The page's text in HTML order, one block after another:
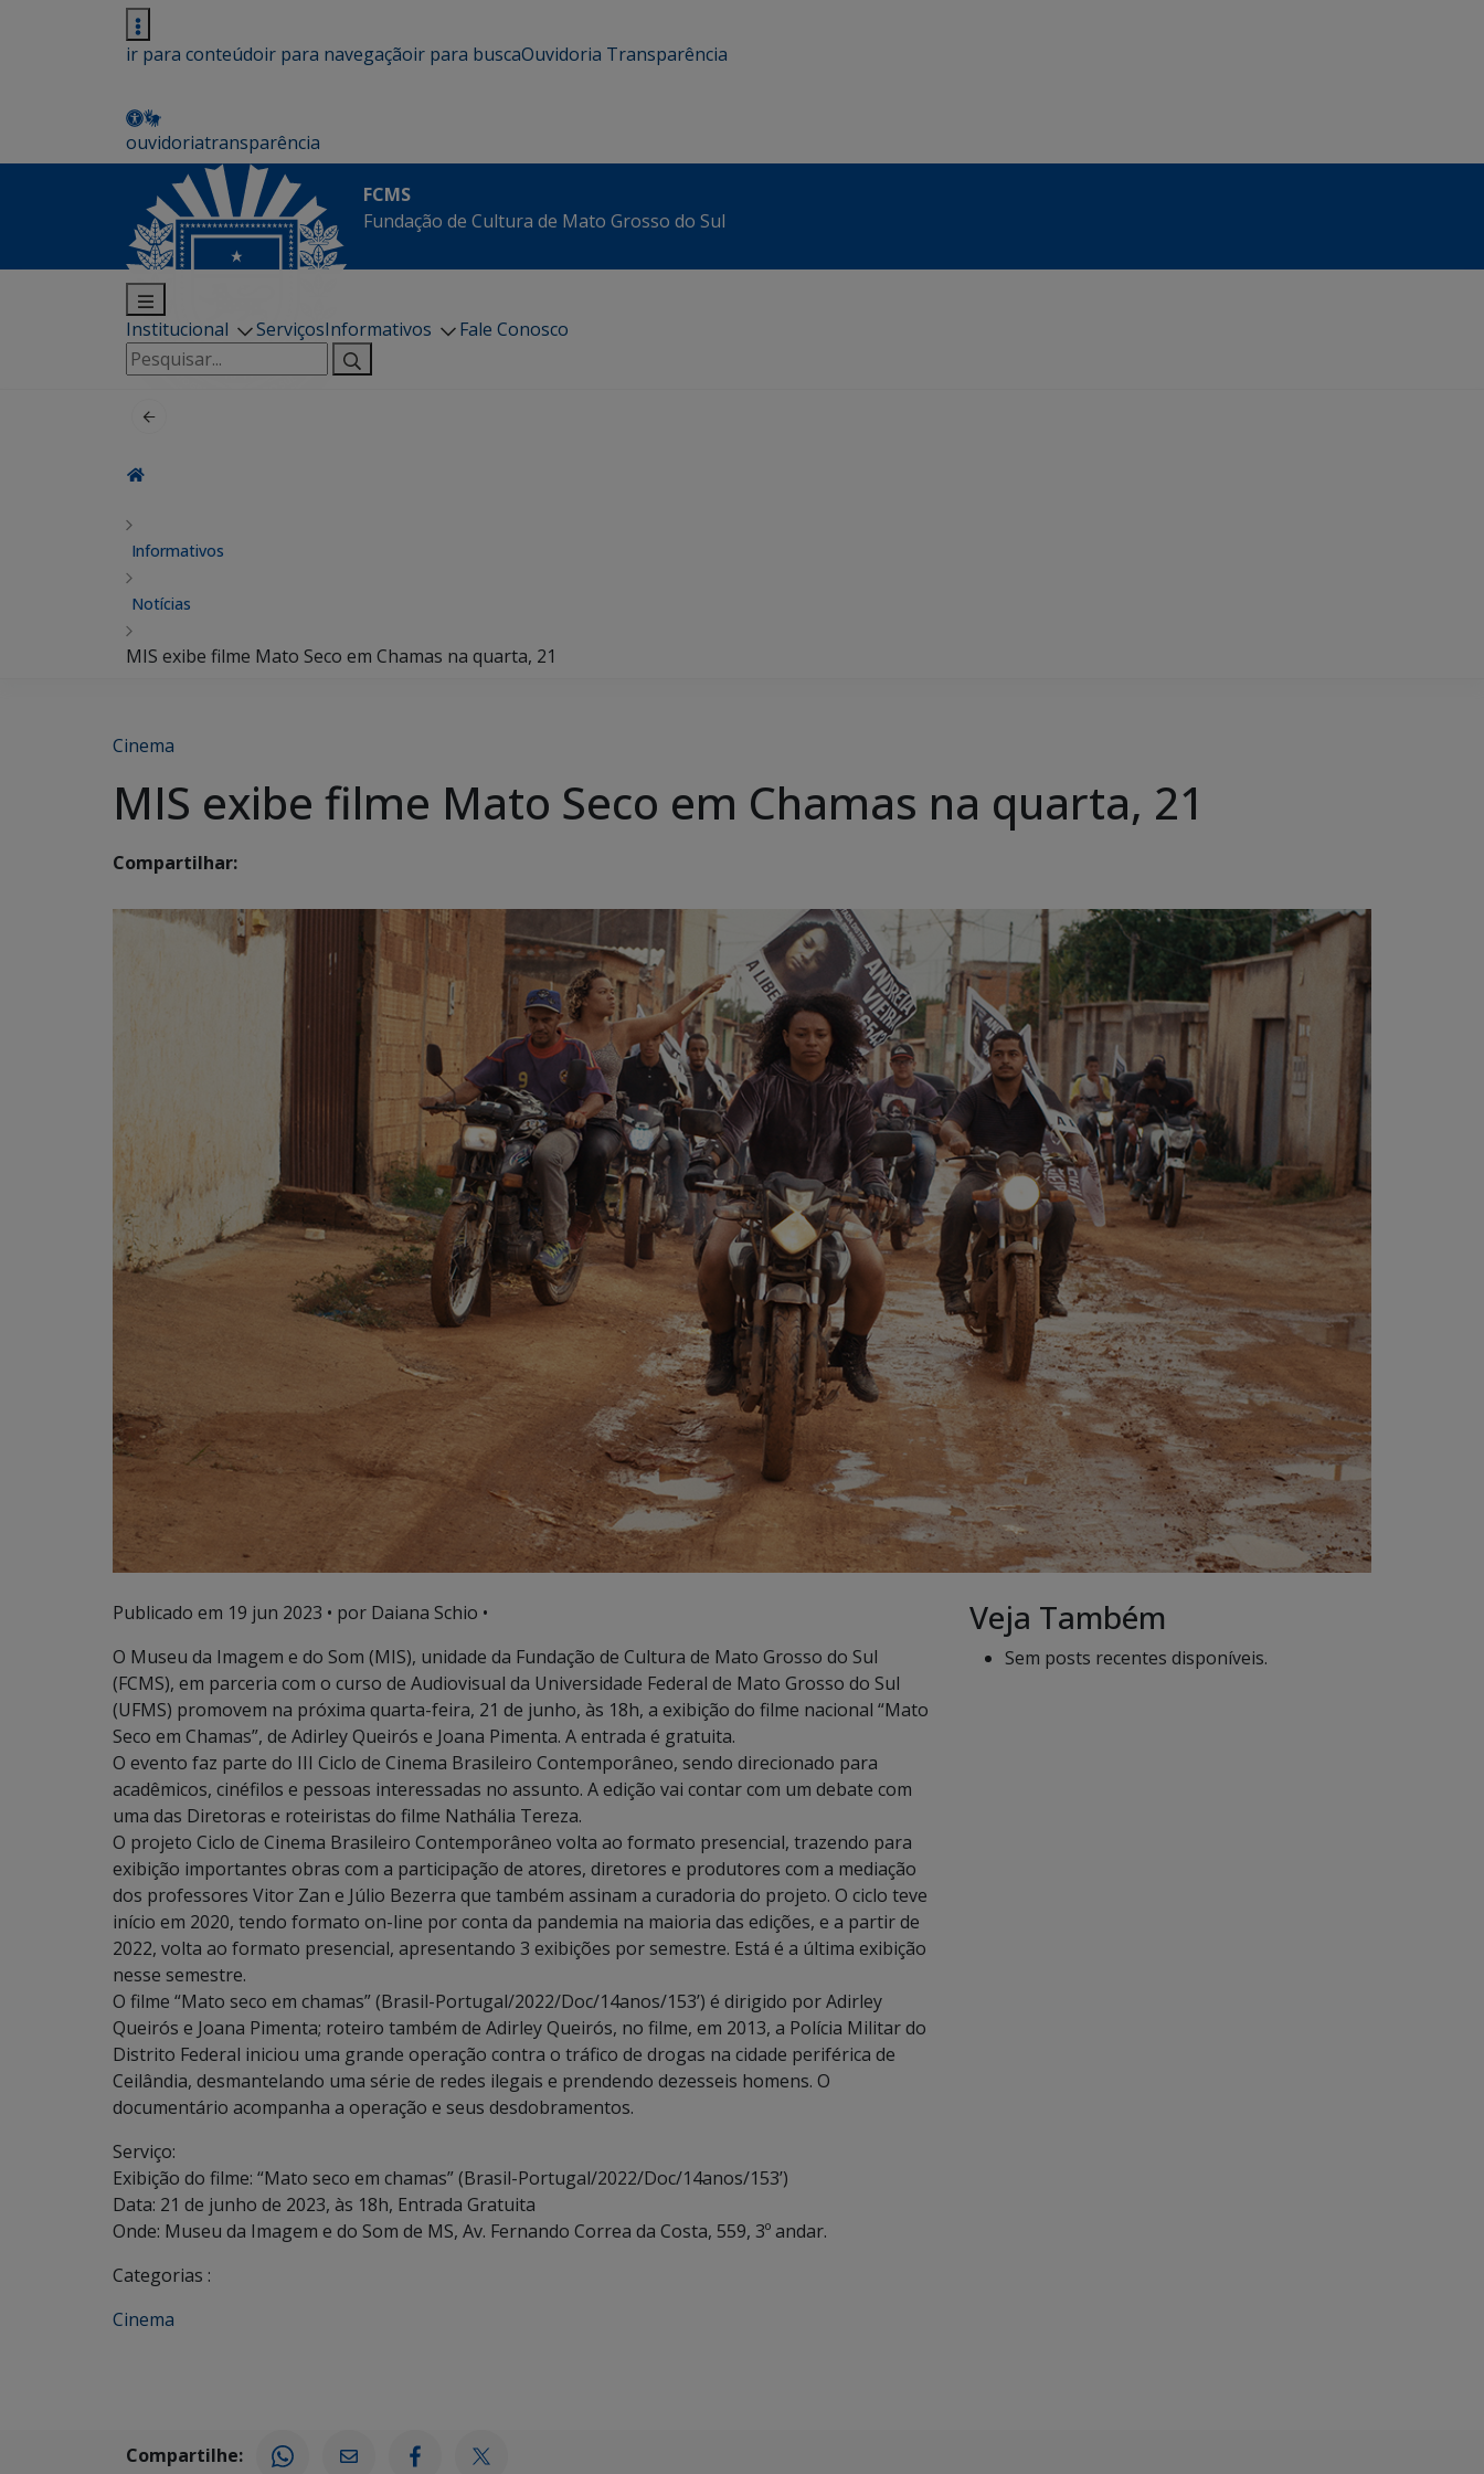
ir para conteúdoir para navegaçãoir para buscaOuvidoria Transparência
ouvidoriatransparência
FCMS
Fundação de Cultura de Mato Grosso do Sul
Institucional ServiçosInformativos
Fale Conosco
Pesquisar
por:
Informativos
Notícias
MIS exibe filme Mato Seco em Chamas na quarta, 21
Cinema
MIS exibe filme Mato Seco em Chamas na quarta, 21
Compartilhar:
Publicado em 19 jun 2023 • por Daiana Schio •
O Museu da Imagem e do Som (MIS), unidade da Fundação de Cultura de Mato Grosso do Sul
(FCMS), em parceria com o curso de Audiovisual da Universidade Federal de Mato Grosso do Sul
(UFMS) promovem na próxima quarta-feira, 21 de junho, às 18h, a exibição do filme nacional “Mato
Seco em Chamas”, de Adirley Queirós e Joana Pimenta. A entrada é gratuita.
O evento faz parte do III Ciclo de Cinema Brasileiro Contemporâneo, sendo direcionado para
acadêmicos, cinéfilos e pessoas interessadas no assunto. A edição vai contar com um debate com
uma das Diretoras e roteiristas do filme Nathália Tereza.
O projeto Ciclo de Cinema Brasileiro Contemporâneo volta ao formato presencial, trazendo para
exibição importantes obras com a participação de atores, diretores e produtores com a mediação
dos professores Vitor Zan e Júlio Bezerra que também assinam a curadoria do projeto. O ciclo teve
início em 2020, tendo formato on-line por conta da pandemia na maioria das edições, e a partir de
2022, volta ao formato presencial, apresentando 3 exibições por semestre. Está é a última exibição
nesse semestre.
O filme “Mato seco em chamas” (Brasil-Portugal/2022/Doc/14anos/153’) é dirigido por Adirley
Queirós e Joana Pimenta; roteiro também de Adirley Queirós, no filme, em 2013, a Polícia Militar do
Distrito Federal iniciou uma grande operação contra o tráfico de drogas na cidade periférica de
Ceilândia, desmantelando uma série de redes ilegais e prendendo dezesseis homens. O
documentário acompanha a operação e seus desdobramentos.
Serviço:
Exibição do filme: “Mato seco em chamas” (Brasil-Portugal/2022/Doc/14anos/153’)
Data: 21 de junho de 2023, às 18h, Entrada Gratuita
Onde: Museu da Imagem e do Som de MS, Av. Fernando Correa da Costa, 559, 3º andar.
Categorias :
Cinema
Veja Também
Sem posts recentes disponíveis.
Compartilhe: